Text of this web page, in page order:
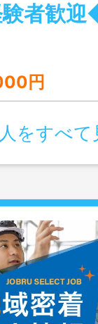
。 〇建設
用、賃金面
す。 ※県外
。 ※事前連
範囲：変更
者歓
円
をすべて